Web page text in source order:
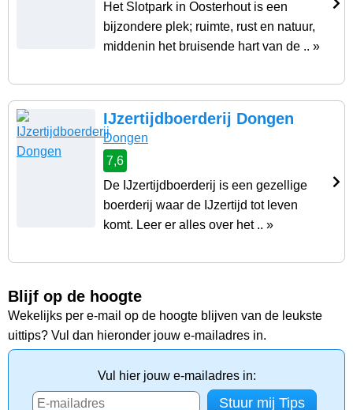
Het Slotpark in Oosterhout is een
bijzondere plek; ruimte, rust en natuur,
middenin het bruisende hart van de .. »
IJzertijdboerderij Dongen
Dongen
7,6
De IJzertijdboerderij is een gezellige
boerderij waar de IJzertijd tot leven
komt. Leer er alles over het .. »
Blijf op de hoogte
Wekelijks per e-mail op de hoogte blijven van de leukste
uittips? Vul dan hieronder jouw e-mailadres in.
Vul hier jouw e-mailadres in: